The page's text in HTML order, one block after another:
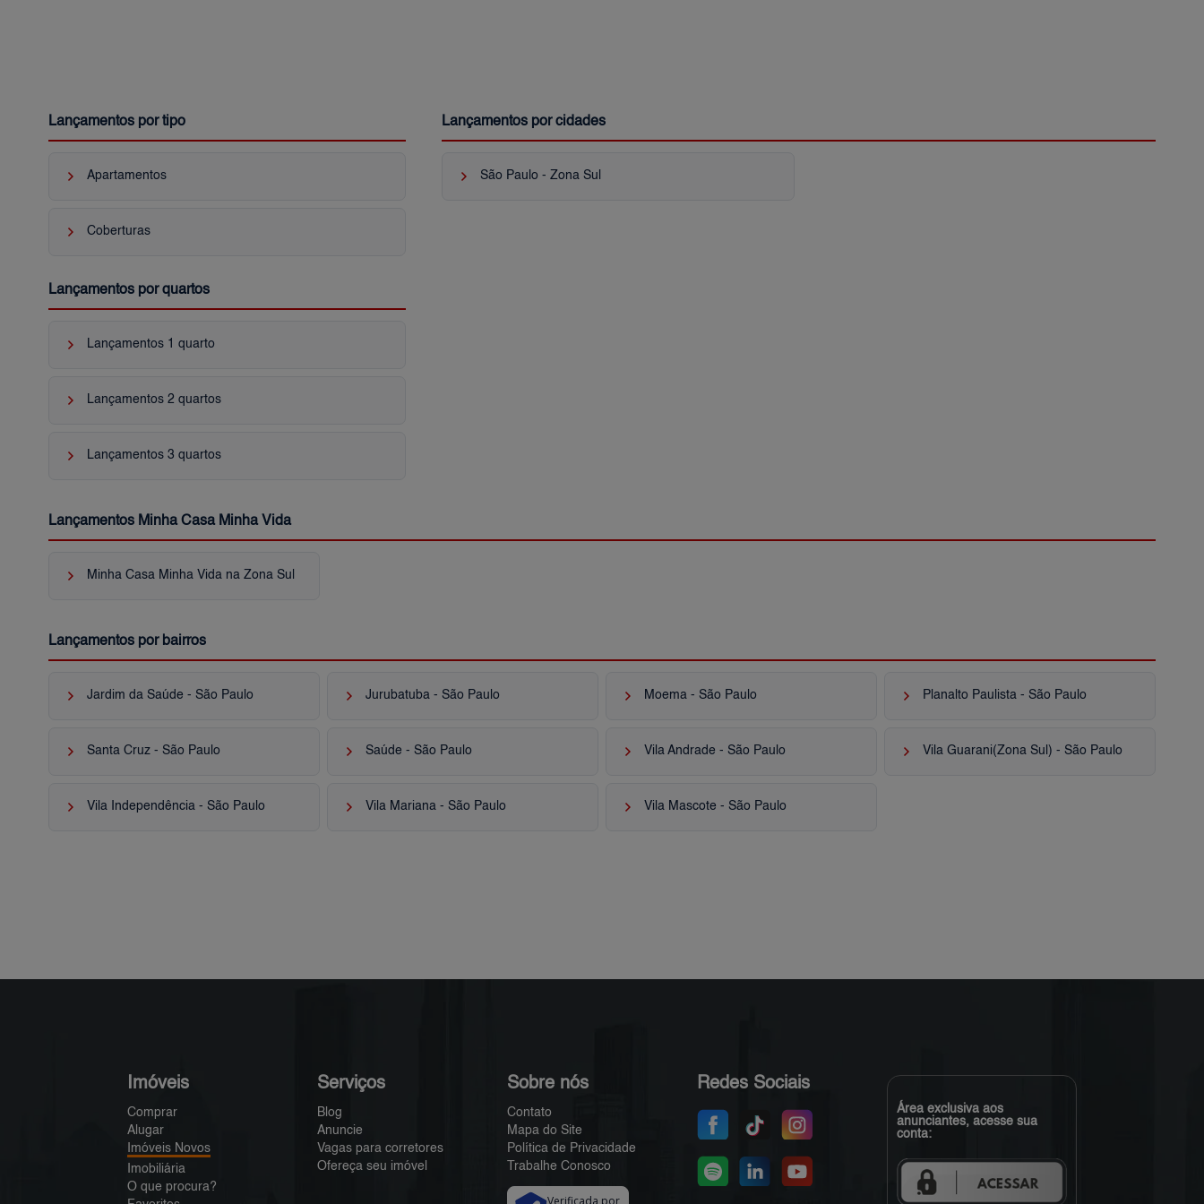
Lançamentos por tipo
keyboard_arrow_right Apartamentos
keyboard_arrow_right Coberturas
Lançamentos por quartos
keyboard_arrow_right Lançamentos 1 quarto
keyboard_arrow_right Lançamentos 2 quartos
keyboard_arrow_right Lançamentos 3 quartos
Lançamentos por cidades
keyboard_arrow_right São Paulo - Zona Sul
Lançamentos Minha Casa Minha Vida
keyboard_arrow_right Minha Casa Minha Vida na Zona Sul
Lançamentos por bairros
keyboard_arrow_right Jardim da Saúde - São Paulo keyboard_arrow_right Jurubatuba - São Paulo keyboard_arrow_right Moema - São Paulo keyboard_arrow_right Planalto Paulista - São Paulo
keyboard_arrow_right Santa Cruz - São Paulo keyboard_arrow_right Saúde - São Paulo keyboard_arrow_right Vila Andrade - São Paulo keyboard_arrow_right Vila Guarani(Zona Sul) - São Paulo
keyboard_arrow_right Vila Independência - São Paulo keyboard_arrow_right Vila Mariana - São Paulo keyboard_arrow_right Vila Mascote - São Paulo
Imóveis
Comprar
Alugar
Imóveis Novos
Imobiliária
O que procura?
Serviços
Blog
Anuncie
Vagas para corretores
Ofereça seu imóvel
Sobre nós
Contato
Mapa do Site
Política de Privacidade
Trabalhe Conosco
Redes Sociais
Área exclusiva aos
anunciantes, acesse sua
conta: